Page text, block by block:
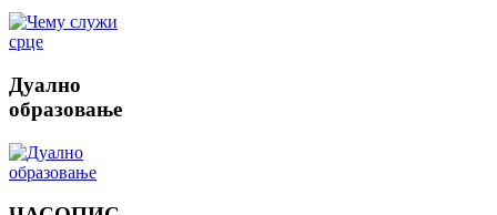
Дуално
образовање